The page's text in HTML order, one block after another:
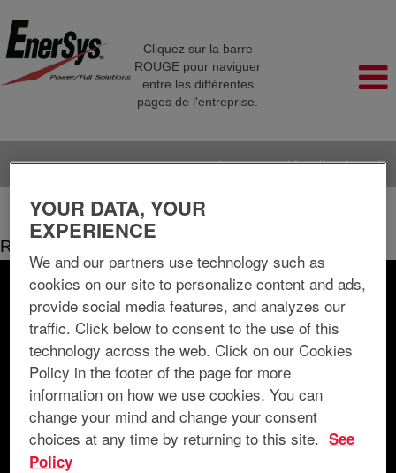
Cliquez sur la barre
ROUGE pour naviguer
entre les différentes
pages de l'entreprise.
Langue Visualiser le profil
Accueil chez EnerSys Delaware Inc.
Résultats de la recherche pour
Rechercher par mot-clé
Rechercher par lieu
Afficher plus d’options
Réinitialiser
YOUR DATA, YOUR
EXPERIENCE
We and our partners use technology such as
cookies on our site to personalize content and ads,
provide social media features, and analyzes our
traffic. Click below to consent to the use of this
technology across the web. Click on our Cookies
Policy in the footer of the page for more
information on how we use cookies. You can
change your mind and change your consent
choices at any time by returning to this site. See
Policy